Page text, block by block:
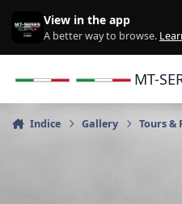
View in the app
A better way to browse.
MT-
Indice Gallery Tours &